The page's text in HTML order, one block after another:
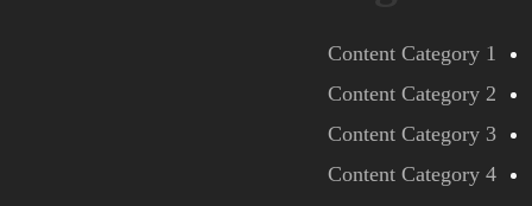
Content Category 1
Content Category 2
Content Category 3
Content Category 4